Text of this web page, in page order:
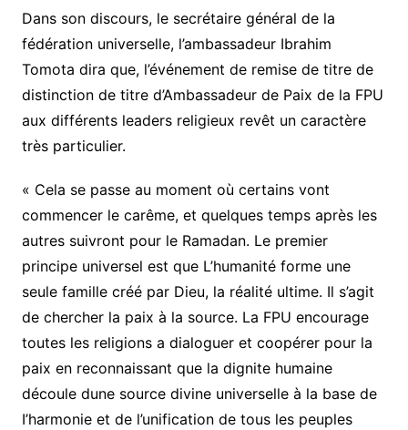
Dans son discours, le secrétaire général de la
fédération universelle, l’ambassadeur Ibrahim
Tomota dira que, l’événement de remise de titre de
distinction de titre d’Ambassadeur de Paix de la FPU
aux différents leaders religieux revêt un caractère
très particulier.
« Cela se passe au moment où certains vont
commencer le carême, et quelques temps après les
autres suivront pour le Ramadan. Le premier
principe universel est que L’humanité forme une
seule famille créé par Dieu, la réalité ultime. Il s’agit
de chercher la paix à la source. La FPU encourage
toutes les religions a dialoguer et coopérer pour la
paix en reconnaissant que la dignite humaine
découle dune source divine universelle à la base de
I’harmonie et de l’unification de tous les peuples